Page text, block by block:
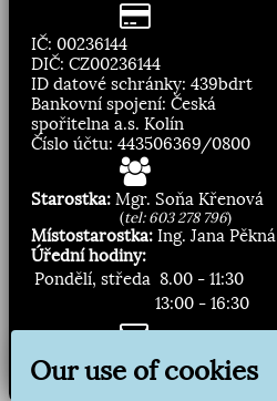
IČ: 00236144
DIČ: CZ00236144
ID datové schránky: 439bdrt
Bankovní spojení: Česká
spořitelna a.s. Kolín
Číslo účtu: 443506369/0800
Starostka: Mgr. Soňa Křenová
(tel: 603 278 796)
Místostarostka: Ing. Jana Pěkná
Úřední hodiny:
Pondělí, středa 8.00 - 11:30
13:00 - 16:30
Zasílání novinek:
Our use of cookies